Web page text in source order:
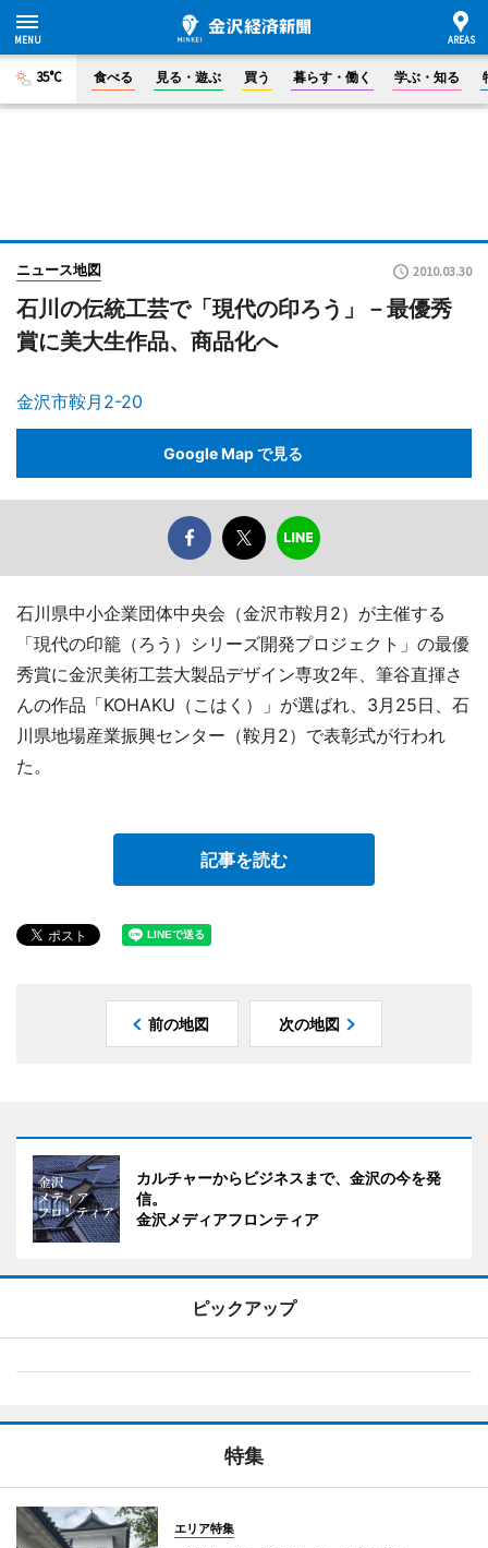
35°C 食べる 見る・遊ぶ 買う 暮らす・働く 学ぶ・知る
ニュース地図 2010.03.30
石川の伝統工芸で「現代の印ろう」－最優秀
賞に美大生作品、商品化へ
金沢市鞍月2-20
Google Map で見る
石川県中小企業団体中央会（金沢市鞍月2）が主催する
「現代の印籠（ろう）シリーズ開発プロジェクト」の最優
秀賞に金沢美術工芸大製品デザイン専攻2年、筆谷直揮さ
んの作品「KOHAKU（こはく）」が選ばれ、3月25日、石
川県地場産業振興センター（鞍月2）で表彰式が行われ
た。
記事を読む
前の地図 次の地図
カルチャーからビジネスまで、金沢の今を発
信。
金沢メディアフロンティア
ピックアップ
特集
エリア特集